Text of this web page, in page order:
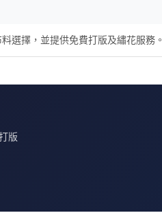
選擇，並提供免費打版及繡花服務。
版